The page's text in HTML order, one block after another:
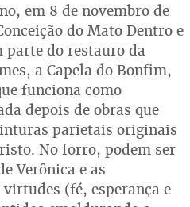
em 8 de novembro de
do Mato Dentro e
parte do restauro da
a Capela do Bonfim,
funciona como
depois de obras que
parietais originais
No forro, podem ser
Verônica e as
(fé, esperança e